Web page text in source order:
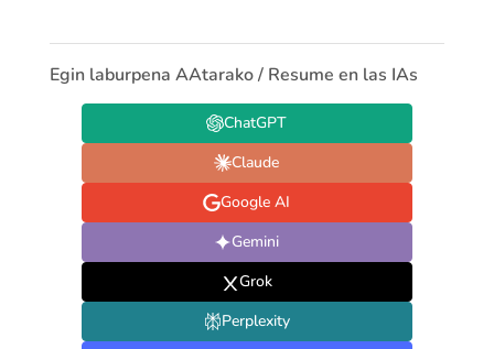
Egin laburpena AAtarako / Resume en las IAs
ChatGPT
Claude
Google AI
Gemini
Grok
Perplexity